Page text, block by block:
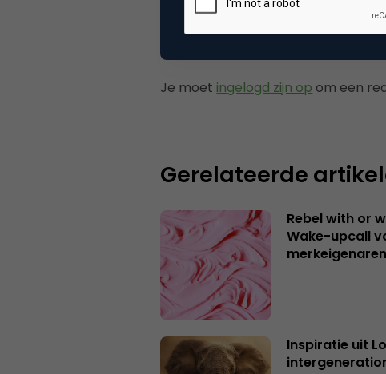
Plaats reactie
Je moet ingelogd zijn op om een
Gerelateerde
Rebel with or
Wake-upcall
merkeigenaren
Inspiratie uit